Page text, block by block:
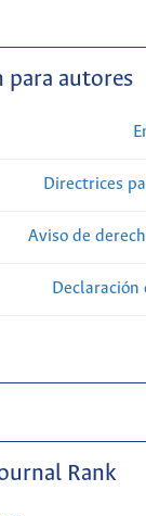
para autores
Directrices
Aviso de
Rank